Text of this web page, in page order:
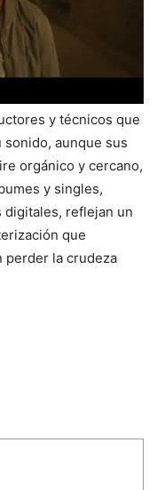
y técnicos que
sonido, aunque sus
orgánico y cercano,
y singles,
digitales, reflejan un
que
perder la crudeza